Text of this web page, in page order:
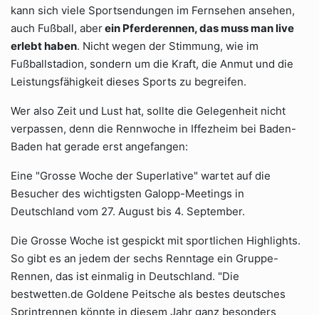
kann sich viele Sportsendungen im Fernsehen ansehen,
auch Fußball, aberein Pferderennen, das muss man live
erlebt haben. Nicht wegen der Stimmung, wie im
Fußballstadion, sondern um die Kraft, die Anmut und die
Leistungsfähigkeit dieses Sports zu begreifen.
Wer also Zeit und Lust hat, sollte die Gelegenheit nicht
verpassen, denn die Rennwoche in Iffezheim bei Baden-
Baden hat gerade erst angefangen:
Eine "Grosse Woche der Superlative" wartet auf die
Besucher des wichtigsten Galopp-Meetings in
Deutschland vom 27. August bis 4. September.
Die Grosse Woche ist gespickt mit sportlichen Highlights.
So gibt es an jedem der sechs Renntage ein Gruppe-
Rennen, das ist einmalig in Deutschland. "Die
bestwetten.de Goldene Peitsche als bestes deutsches
Sprintrennen könnte in diesem Jahr ganz besonders